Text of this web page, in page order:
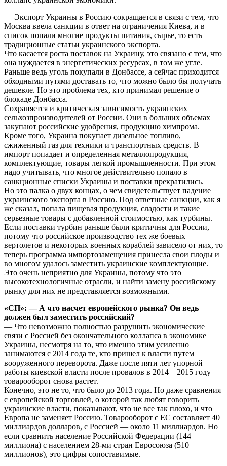
— Экспорт Украины в Россию сокращается в связи с тем, что
Москва ввела санкции в ответ на ограничения Киева, и в
список попали многие продукты питания, сырье, то есть
традиционные статьи украинского экспорта.
Что касается роста поставок на Украину, это связано с тем, что
она нуждается в энергетических ресурсах, в том же угле.
Раньше ведь уголь покупали в Донбассе, а сейчас приходится
обходными путями доставать то, что можно было бы получать
дешевле. Но это проблема тех, кто принимал решение о
блокаде Донбасса.
Сохраняется и критическая зависимость украинских
сельхозпроизводителей от России. Они в больших объемах
закупают российские удобрения, продукцию химпрома.
Кроме того, Украина покупает дизельное топливо,
сжиженный газ для техники и транспортных средств. В
импорт попадает и определенная металлопродукция,
комплектующие, товары легкой промышленности. При этом
надо учитывать, что многое действительно попало в
санкционные списки Украины и поставки прекратились.
Но это палка о двух концах, о чем свидетельствует падение
украинского экспорта в Россию. Под ответные санкции, как я
же сказал, попала пищевая продукция, сладости и такие
серьезные товары с добавленной стоимостью, как турбины.
Если поставки турбин раньше были критичны для России,
потому что российское производство тех же боевых
вертолетов и некоторых военных кораблей зависело от них, то
теперь программа импортозамещения принесла свои плоды и
во многом удалось заместить украинские комплектующие.
Это очень неприятно для Украины, потому что это
высокотехнологичные отрасли, и найти замену российскому
рынку для них не представляется возможными.
«СП»: — А что насчет европейского рынка? Он ведь
должен был заместить российский?
— Что невозможно полностью разрушить экономические
связи с Россией без окончательного коллапса в экономике
Украины, несмотря на то, что именно этим усиленно
занимаются с 2014 года те, кто пришел к власти путем
вооруженного переворота. Даже после пяти лет упорной
работы киевской власти после провалов в 2014—2015 году
товарооборот снова растет.
Конечно, это не то, что было до 2013 года. Но даже сравнения
с европейской торговлей, о которой так любят говорить
украинские власти, показывают, что не все так плохо, и что
Европа не заменяет Россию. Товарооборот с ЕС составляет 40
миллиардов долларов, с Россией — около 11 миллиардов. Но
если сравнить население Российской Федерации (144
миллиона) с населением 28-ми стран Евросоюза (510
миллионов), это цифры сопоставимые.